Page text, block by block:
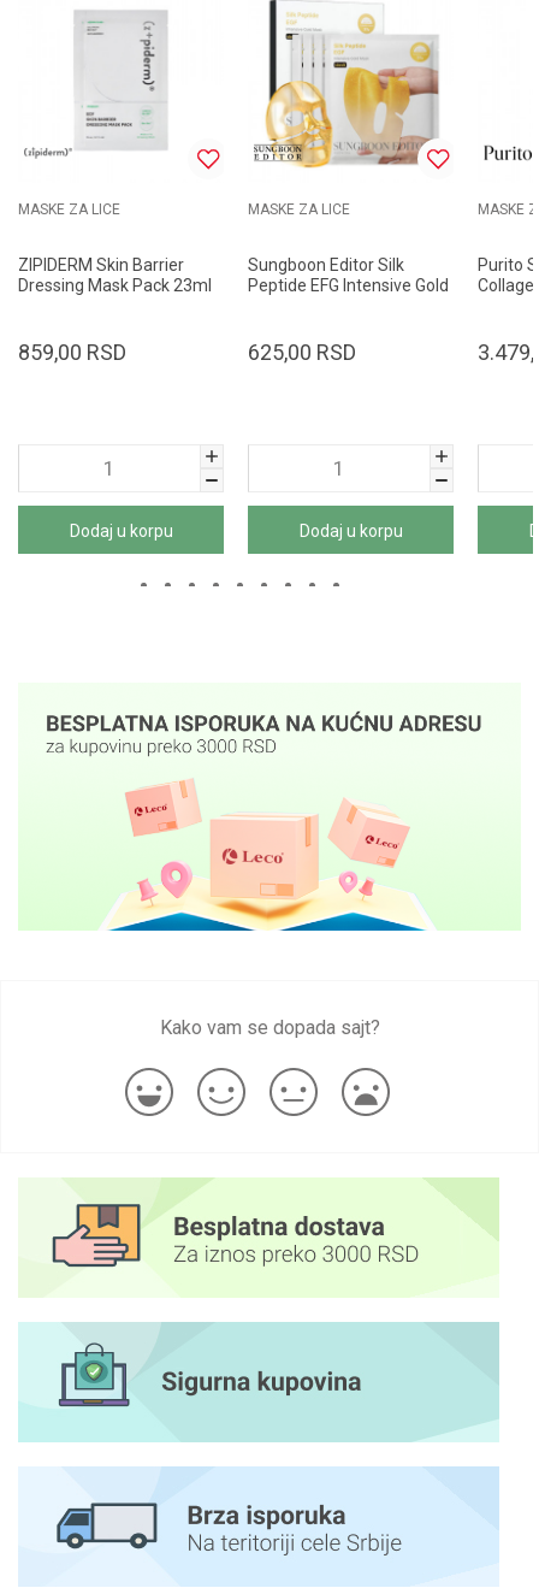
MASKE ZA LICE
ZIPIDERM Skin Barrier
Dressing Mask Pack 23ml
859,00 RSD
Dodaj u korpu
MASKE ZA LICE
Sungboon Editor Silk
Peptide EFG Intensive Gold
625,00 RSD
Dodaj u korpu
MASKE
Purito
Kako vam se dopada sajt?